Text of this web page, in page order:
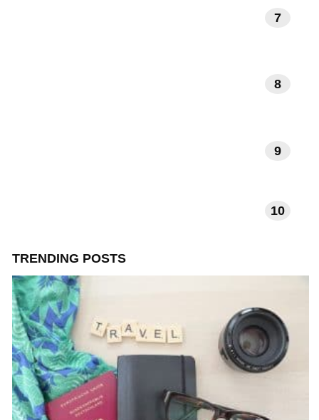
7
8
9
10
TRENDING POSTS